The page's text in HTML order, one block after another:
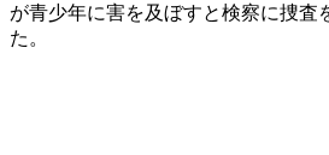
が青少年に害を及ぼすと検察に捜査
た。